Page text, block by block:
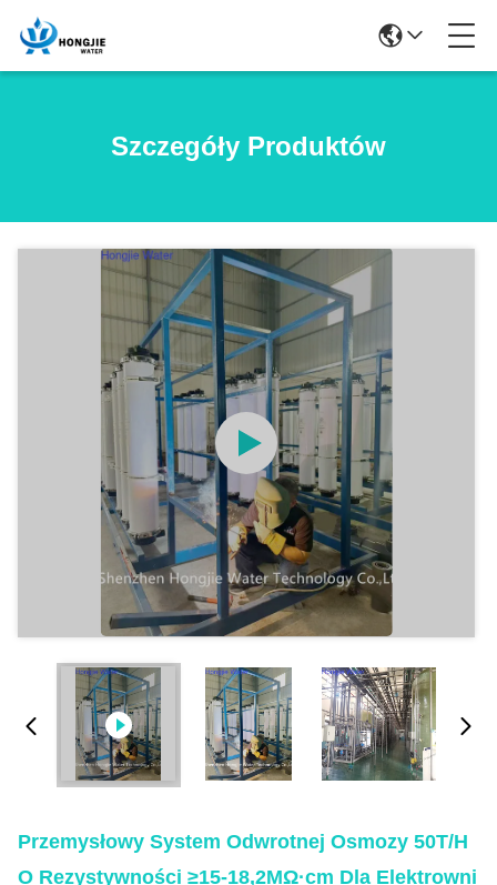
Szczegóły Produktów
Przemysłowy System Odwrotnej Osmozy 50T/h
O Rezystywności ≥15-18,2MΩ·cm Dla Elektrowni